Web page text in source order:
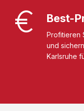
Best-
Profitieren
und
Karlsruhe